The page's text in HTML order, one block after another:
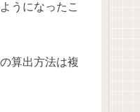
うになったこ
算出方法は複